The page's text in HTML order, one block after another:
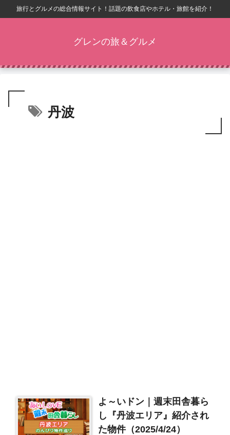
旅行とグルメの総合情報サイト！話題の飲食店やホテル・旅館を紹介！
グレンの旅＆グルメ
丹波
よ～いドン｜週末田舎暮ら
し『丹波エリア』紹介され
た物件（2025/4/24）